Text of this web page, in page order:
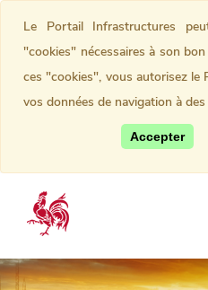
Le Portail Infrastructures
"cookies" nécessaires à son
ces "cookies", vous autorisez
vos données de navigation à
Accepter